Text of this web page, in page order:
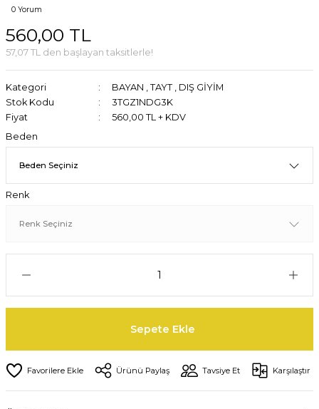
0 Yorum
560,00 TL
57,07 TL den başlayan taksitlerle!
Kategori BAYAN , TAYT , DIŞ GİYİM
Stok Kodu
3TGZ1NDG3K
Fiyat
560,00 TL + KDV
Beden
Renk
Sepete Ekle
Ürünü Paylaş Tavsiye Et Karşılaştır